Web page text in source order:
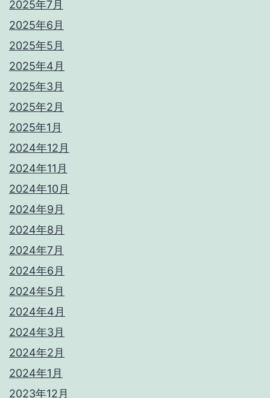
2025年7月
2025年6月
2025年5月
2025年4月
2025年3月
2025年2月
2025年1月
2024年12月
2024年11月
2024年10月
2024年9月
2024年8月
2024年7月
2024年6月
2024年5月
2024年4月
2024年3月
2024年2月
2024年1月
2023年12月